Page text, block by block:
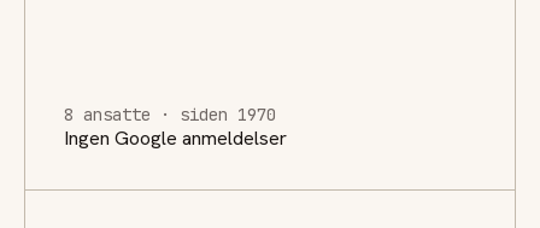
8 ansatte · siden 1970
Ingen Google anmeldelser